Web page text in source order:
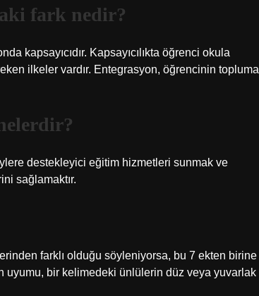
fark nedir?
kapsayıcıdır. Kapsayıcılıkta öğrenci okula
ilkeler vardır. Entegrasyon, öğrencinin topluma
destekleyici eğitim hizmetleri sunmak ve
sağlamaktır.
farklı olduğu söyleniyorsa, bu 7 ekten birine
uyumu, bir kelimedeki ünlülerin düz veya yuvarlak